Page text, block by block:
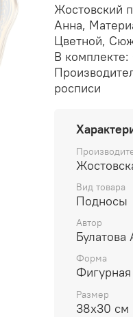
Жостовский
Анна,
Цветной,
В
росписи
Вид товара
Подносы
Автор
Булатова
Форма
Фигурная
Размер
38х30 см